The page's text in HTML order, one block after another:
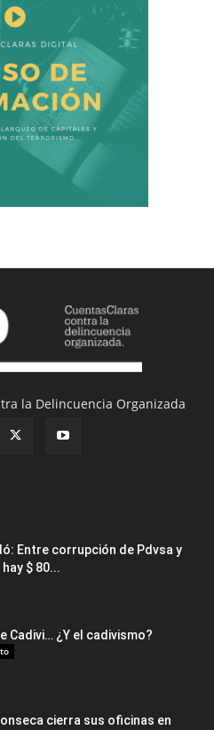
la Delincuencia Organizada
Entre corrupción de Pdvsa y
$ 80...
Cadivi… ¿Y el cadivismo?
cierra sus oficinas en